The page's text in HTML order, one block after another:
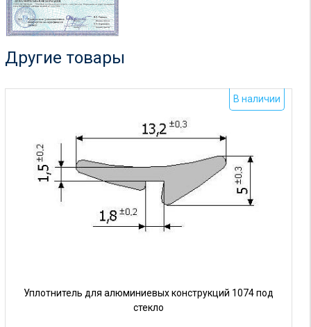
Другие товары
В наличии
Уплотнитель для алюминиевых конструкций 1074 под
стекло